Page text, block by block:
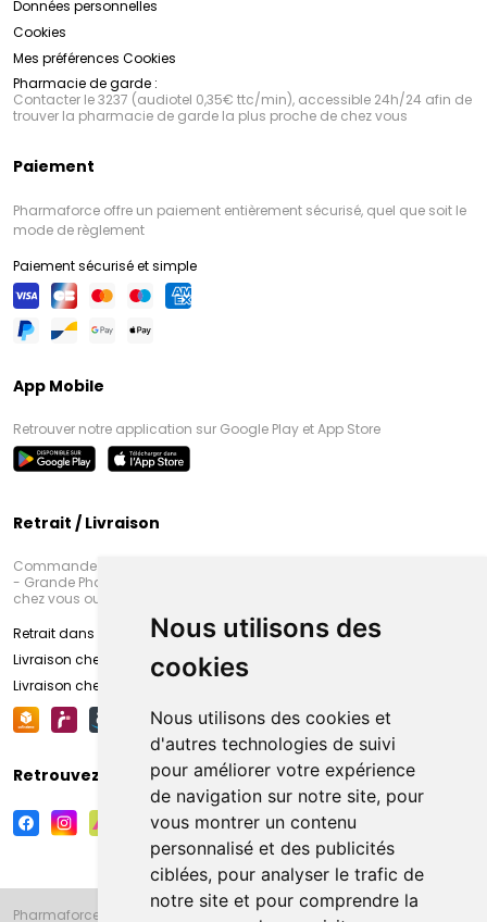
Nous utilisons des
cookies
Nous utilisons des cookies et
d'autres technologies de suivi
pour améliorer votre expérience
de navigation sur notre site, pour
vous montrer un contenu
personnalisé et des publicités
ciblées, pour analyser le trafic de
notre site et pour comprendre la
Données personnelles
Cookies
Mes préférences Cookies
Pharmacie de garde :
Contacter le 3237 (audiotel 0,35€ ttc/min), accessible 24h/24 afin de
trouver la pharmacie de garde la plus proche de chez vous
Paiement
Pharmaforce offre un paiement entièrement sécurisé, quel que soit le
mode de règlement
Paiement sécurisé et simple
App Mobile
Retrouver notre application sur Google Play et App Store
Retrait / Livraison
Commandez en ligne et venez chercher votre commande à Amiens
- Grande Pharmacie d’Amiens (Fachon) ou recevez-là rapidement
chez vous ou en point retrait
Retrait dans la pharmacie d’Amiens
Livraison chez vous
Livraison chez votre commerçant
Retrouvez-nous sur vos réseaux sociaux
Pharmaforce.fr et la Grande Pharmacie d’Amiens vous souhaitent de